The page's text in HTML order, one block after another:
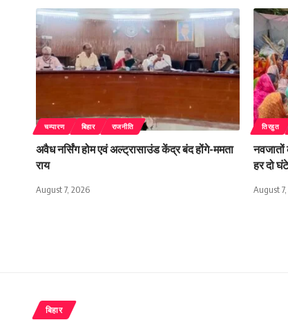
चम्पारण बिहार राजनीति
अवैध नर्सिंग होम एवं अल्ट्रासाउंड केंद्र बंद होंगे-ममता
राय
August 7, 2026
तिरहुत
नवजातों
हर दो
August
बिहार